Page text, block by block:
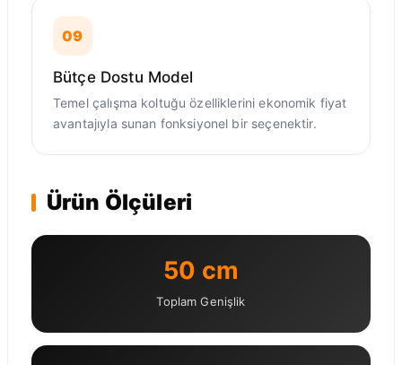
09
Bütçe Dostu Model
Temel çalışma koltuğu özelliklerini ekonomik fiyat
avantajıyla sunan fonksiyonel bir seçenektir.
Ürün Ölçüleri
50 cm
Toplam Genişlik